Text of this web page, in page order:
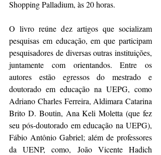
Shopping Palladium, às 20 horas.
O livro reúne dez artigos que socializam
pesquisas em educação, em que participam
pesquisadores de diversas outras instituições,
juntamente com orientandos. Entre os
autores estão egressos do mestrado e
doutorado em educação na UEPG, como
Adriano Charles Ferreira, Aldimara Catarina
Brito D. Boutin, Ana Keli Moletta (que fez
seu pós-doutorado em educação na UEPG),
Fábio Antônio Gabriel; além de professores
da UENP, como, João Vicente Hadich